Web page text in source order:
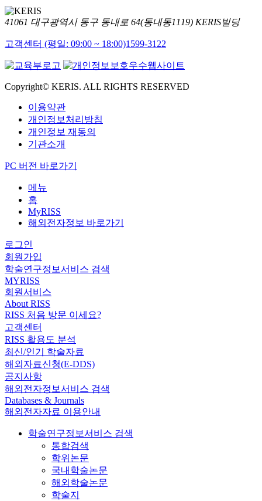
41061 대구광역시 동구 동내로 64(동내동1119) KERIS빌딩
고객센터 (평일: 09:00 ~ 18:00)1599-3122
Copyright© KERIS. ALL RIGHTS RESERVED
이용약관
개인정보처리방침
개인정보 재동의
기관소개
PC 버전 바로가기
메뉴
홈
MyRISS
해외전자정보 바로가기
로그인
회원가입
학술연구정보서비스 검색
MYRISS
회원서비스
About RISS
RISS 처음 방문 이세요?
고객센터
RISS 활용도 분석
최신/인기 학술자료
해외자료신청(E-DDS)
공지사항
해외전자정보서비스 검색
Databases & Journals
해외전자자료 이용안내
학술연구정보서비스 검색
통합검색
학위논문
국내학술논문
해외학술논문
학술지